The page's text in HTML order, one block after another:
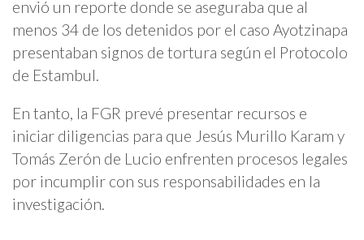
envió un reporte donde se aseguraba que al
menos 34 de los detenidos por el caso Ayotzinapa
presentaban signos de tortura según el Protocolo
de Estambul.
En tanto, la FGR prevé presentar recursos e
iniciar diligencias para que Jesús Murillo Karam y
Tomás Zerón de Lucio enfrenten procesos legales
por incumplir con sus responsabilidades en la
investigación.